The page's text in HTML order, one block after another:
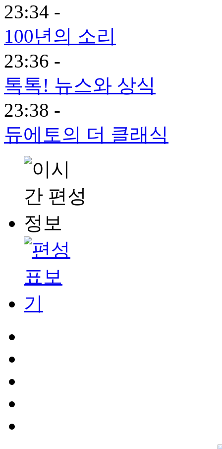
23:34 -
100년의 소리
23:36 -
톡톡! 뉴스와 상식
23:38 -
듀에토의 더 클래식